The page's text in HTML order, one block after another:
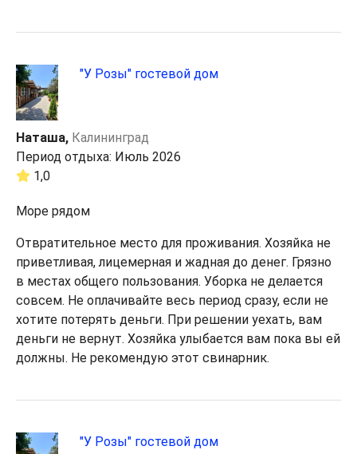
"У Розы" гостевой дом
Наташа, Калининград
Период отдыха: Июль 2026
1,0
Море рядом
Отвратительное место для проживания. Хозяйка не
приветливая, лицемерная и жадная до денег. Грязно
в местах общего пользования. Уборка не делается
совсем. Не оплачивайте весь период сразу, если не
хотите потерять деньги. При решении уехать, вам
деньги не вернут. Хозяйка улыбается вам пока вы ей
должны. Не рекомендую этот свинарник.
"У Розы" гостевой дом